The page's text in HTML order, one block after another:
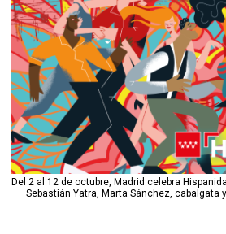
Del 2 al 12 de octubre, Madrid celebra
Sebastián Yatra, Marta Sánchez, cabalgata